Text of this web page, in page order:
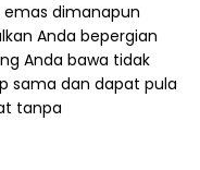
emas dimanapun
Anda bepergian
Anda bawa tidak
sama dan dapat pula
tanpa